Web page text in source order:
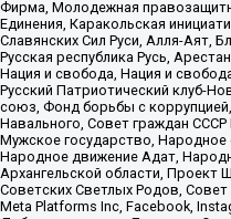
Фирма, Молодежная
Единения, Каракольская
Славянских Сил Руси, Алля-Аят,
Русская республика Русь,
Нация и свобода, Нация и
Русский Патриотический клуб-
союз, Фонд борьбы с
Навального, Совет граждан СССР
Мужское государство, Народное
Народное движение Адат,
Архангельской области,
Советских Светлых Родов, Совет
Meta Platforms Inc, Facebook,